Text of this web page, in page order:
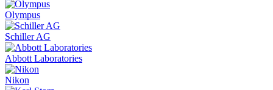
Olympus
Schiller AG
Abbott Laboratories
Nikon